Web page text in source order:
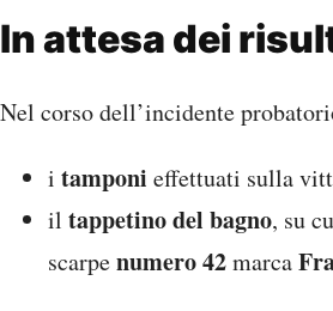
In attesa dei
Nel corso dell’incidente
i tamponi effettuati sulla
il tappetino del bagno, su
scarpenumero 42marca